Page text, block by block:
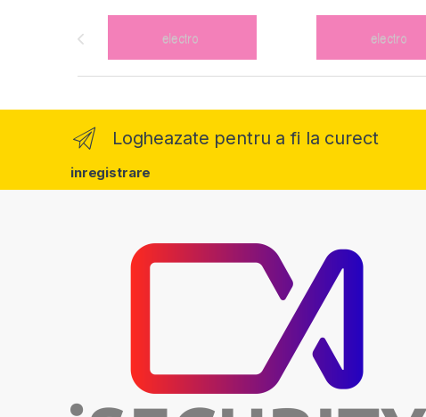
Brands Carousel
Logheazate pentru a fi la curect
inregistrare